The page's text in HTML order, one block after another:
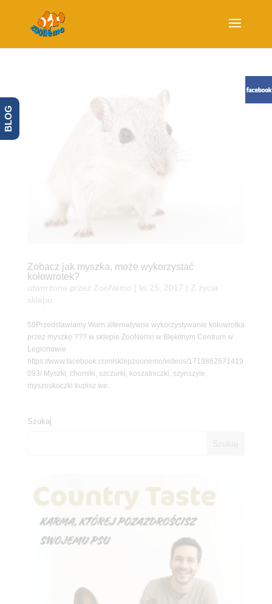
Zobacz jak myszka, może wykorzystać
kołowrotek?
utworzone przez ZooNemo lis 25, 2017
Z życia
sklepu
59Przedstawiamy Wam alternatywne wykorzystywanie kołowrotka
przez myszkę ??? w sklepie ZooNemo w Błękitnym Centrum w
Legionowie
https://www.facebook.com/sklepzoonemo/videos/1719862871419
093/ Myszki, chomiki, szczurki, koszatniczki, szynszyle,
myszoskoczki kupisz we...
Szukaj
BLOG